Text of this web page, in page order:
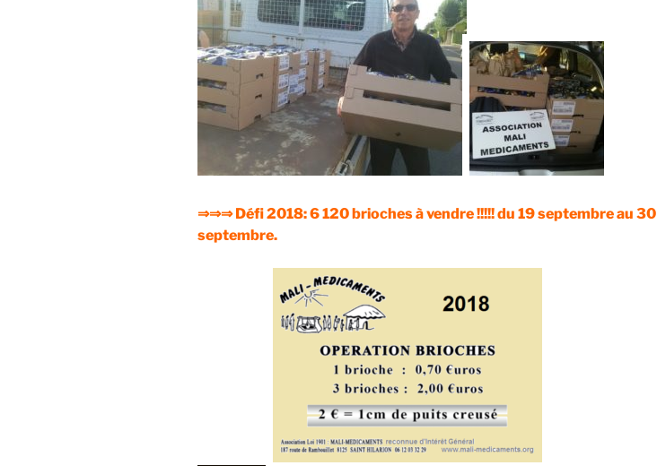
⇒⇒⇒ Défi 2018: 6 120 brioches à vendre !!!!! du 19 septembre au 30
septembre.